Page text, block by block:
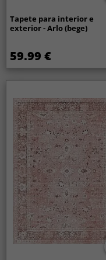
Tapete para interior e
exterior - Arlo (bege)
59.99 €